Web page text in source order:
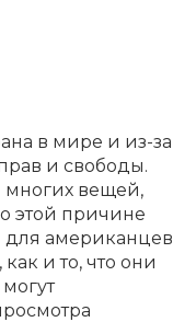
в мире и из-за
и свободы.
многих вещей,
этой причине
для американцев
и то, что они